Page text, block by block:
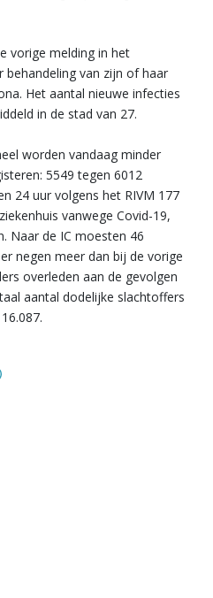
vorige melding in het
behandeling van zijn of haar
Het aantal nieuwe infecties
in de stad van 27.
worden vandaag minder
5549 tegen 6012
24 uur volgens het RIVM 177
vanwege Covid-19,
Naar de IC moesten 46
negen meer dan bij de vorige
overleden aan de gevolgen
aantal dodelijke slachtoffers